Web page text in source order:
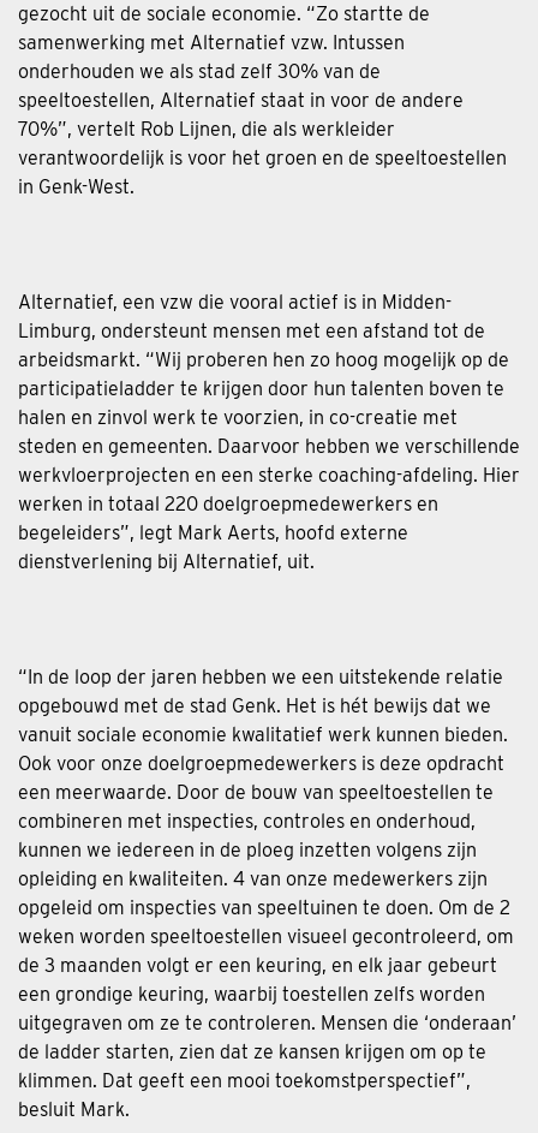
gezocht uit de sociale economie. “Zo startte de
samenwerking met Alternatief vzw. Intussen
onderhouden we als stad zelf 30% van de
speeltoestellen, Alternatief staat in voor de andere
70%”, vertelt Rob Lijnen, die als werkleider
verantwoordelijk is voor het groen en de speeltoestellen
in Genk-West.
Alternatief, een vzw die vooral actief is in Midden-
Limburg, ondersteunt mensen met een afstand tot de
arbeidsmarkt. “Wij proberen hen zo hoog mogelijk op de
participatieladder te krijgen door hun talenten boven te
halen en zinvol werk te voorzien, in co-creatie met
steden en gemeenten. Daarvoor hebben we verschillende
werkvloerprojecten en een sterke coaching-afdeling. Hier
werken in totaal 220 doelgroepmedewerkers en
begeleiders”, legt Mark Aerts, hoofd externe
dienstverlening bij Alternatief, uit.
“In de loop der jaren hebben we een uitstekende relatie
opgebouwd met de stad Genk. Het is hét bewijs dat we
vanuit sociale economie kwalitatief werk kunnen bieden.
Ook voor onze doelgroepmedewerkers is deze opdracht
een meerwaarde. Door de bouw van speeltoestellen te
combineren met inspecties, controles en onderhoud,
kunnen we iedereen in de ploeg inzetten volgens zijn
opleiding en kwaliteiten. 4 van onze medewerkers zijn
opgeleid om inspecties van speeltuinen te doen. Om de 2
weken worden speeltoestellen visueel gecontroleerd, om
de 3 maanden volgt er een keuring, en elk jaar gebeurt
een grondige keuring, waarbij toestellen zelfs worden
uitgegraven om ze te controleren. Mensen die ‘onderaan’
de ladder starten, zien dat ze kansen krijgen om op te
klimmen. Dat geeft een mooi toekomstperspectief”,
besluit Mark.